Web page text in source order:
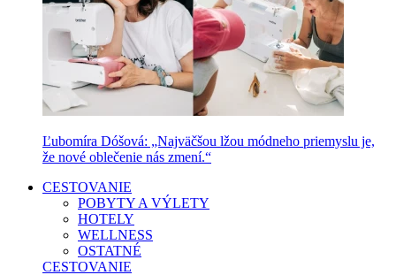
Ľubomíra Dóšová: „Najväčšou lžou módneho priemyslu je,
že nové oblečenie nás zmení.“
CESTOVANIE
POBYTY A VÝLETY
HOTELY
WELLNESS
OSTATNÉ
CESTOVANIE